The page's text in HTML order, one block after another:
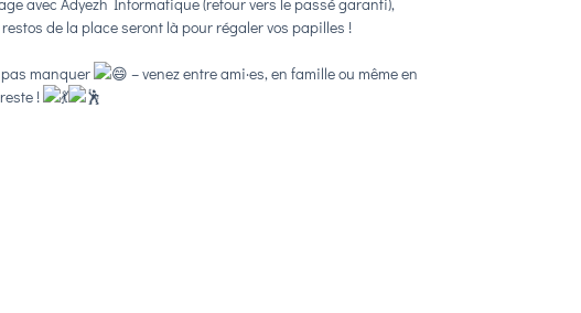
restos de la place seront là pour régaler vos papilles !
manquer
– venez entre ami·es, en famille ou même en
!